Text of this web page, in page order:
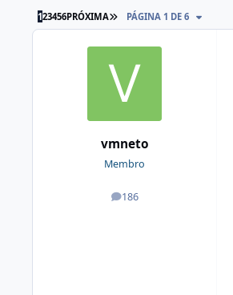
123456PRÓXIMA PÁGINA 1 DE 6
vmneto
Membro
186
posts